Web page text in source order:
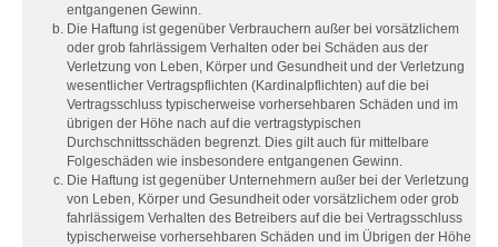
entgangenen Gewinn.
Die Haftung ist gegenüber Verbrauchern außer bei vorsätzlichem
oder grob fahrlässigem Verhalten oder bei Schäden aus der
Verletzung von Leben, Körper und Gesundheit und der Verletzung
wesentlicher Vertragspflichten (Kardinalpflichten) auf die bei
Vertragsschluss typischerweise vorhersehbaren Schäden und im
übrigen der Höhe nach auf die vertragstypischen
Durchschnittsschäden begrenzt. Dies gilt auch für mittelbare
Folgeschäden wie insbesondere entgangenen Gewinn.
Die Haftung ist gegenüber Unternehmern außer bei der Verletzung
von Leben, Körper und Gesundheit oder vorsätzlichem oder grob
fahrlässigem Verhalten des Betreibers auf die bei Vertragsschluss
typischerweise vorhersehbaren Schäden und im Übrigen der Höhe